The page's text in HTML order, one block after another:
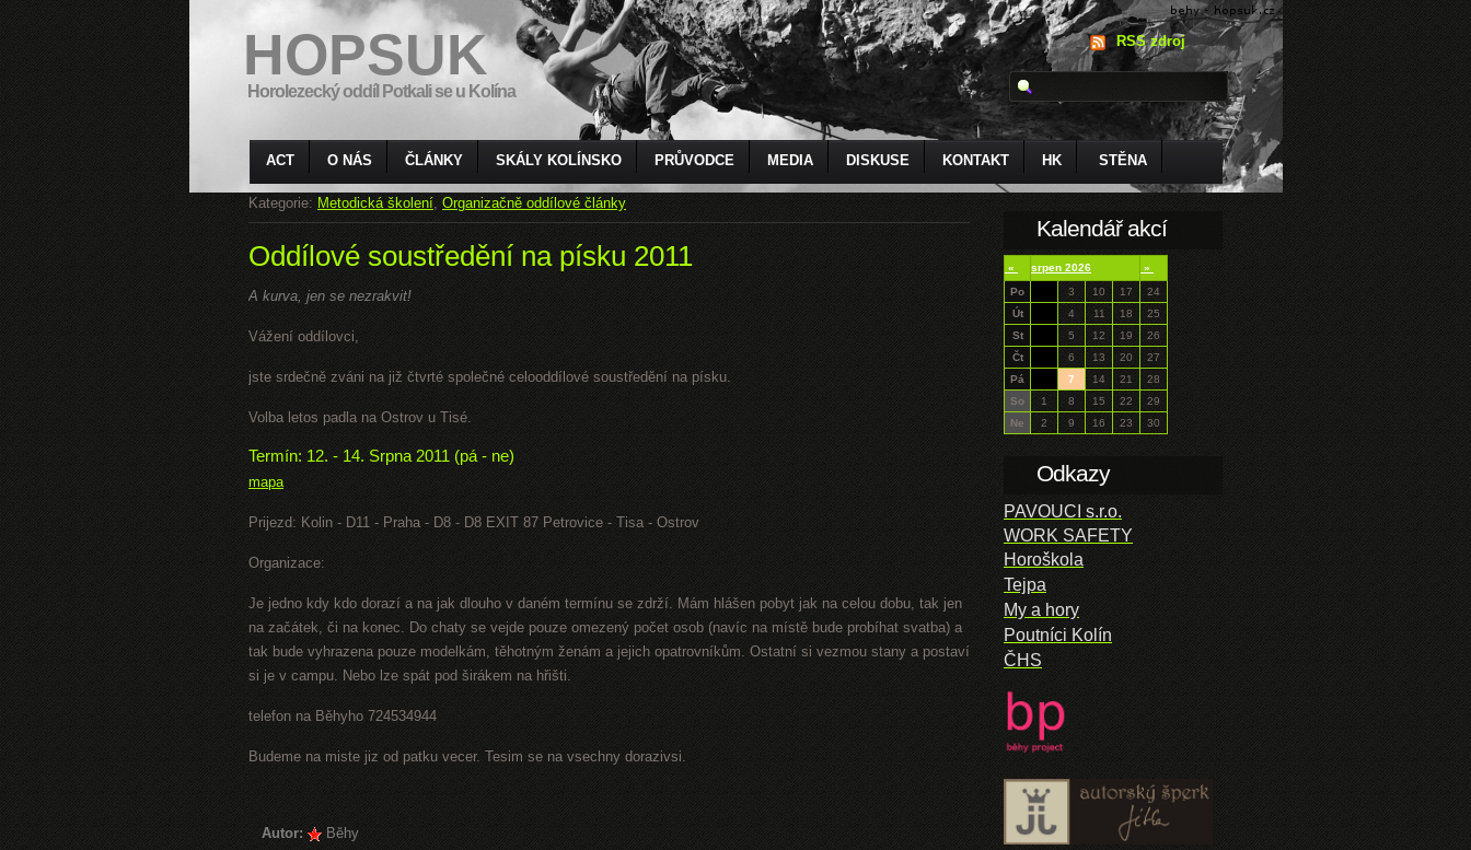
HOPSUK
Horolezecký oddíl Potkali se u Kolína
RSS zdroj
ACT O NÁS ČLÁNKY SKÁLY KOLÍNSKO PRŮVODCE MEDIA DISKUSE KONTAKT HK STĚNA
Kategorie: Metodická školení, Organizačně oddílové články
Oddílové soustředění na písku 2011
A kurva, jen se nezrakvit!
Vážení oddílovci,
jste srdečně zváni na již čtvrté společné celooddílové soustředění na písku.
Volba letos padla na Ostrov u Tisé.
Termín: 12. - 14. Srpna 2011 (pá - ne)
mapa
Prijezd: Kolin - D11 - Praha - D8 - D8 EXIT 87 Petrovice - Tisa - Ostrov
Organizace:
Je jedno kdy kdo dorazí a na jak dlouho v daném termínu se zdrží. Mám hlášen pobyt jak na celou dobu, tak jen
na začátek, či na konec. Do chaty se vejde pouze omezený počet osob (navíc na místě bude probíhat svatba) a
tak bude vyhrazena pouze modelkám, těhotným ženám a jejich opatrovníkům. Ostatní si vezmou stany a postaví
si je v campu. Nebo lze spát pod širákem na hřišti.
telefon na Běhyho 724534944
Budeme na miste jiz od patku vecer. Tesim se na vsechny dorazivsi.
Autor:
Běhy
Kalendář akcí
« srpen 2026
»
Po
3 10 17
24
Út
4 11 18
25
St
5 12 19
26
Čt
6 13 20
27
Pá
7 14 21
28
So
1 8 15 22
29
Ne
2 9 16 23 30
Odkazy
PAVOUCI s.r.o.
WORK SAFETY
Horoškola
Tejpa
My a hory
Poutníci Kolín
ČHS